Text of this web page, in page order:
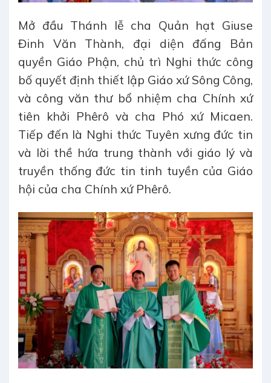
Mở đầu Thánh lễ cha Quản hạt Giuse
Đinh Văn Thành, đại diện đấng Bản
quyền Giáo Phận, chủ trì Nghi thức công
bố quyết định thiết lập Giáo xứ Sông Công,
và công văn thư bổ nhiệm cha Chính xứ
tiên khởi Phêrô và cha Phó xứ Micaen.
Tiếp đến là Nghi thức Tuyên xưng đức tin
và lời thề hứa trung thành với giáo lý và
truyền thống đức tin tinh tuyền của Giáo
hội của cha Chính xứ Phêrô.